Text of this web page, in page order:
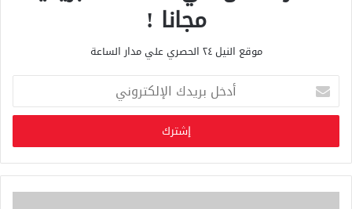
مجانا !
موقع النيل ٢٤ الحصري علي مدار الساعة
خ
ب
ر
ي
د